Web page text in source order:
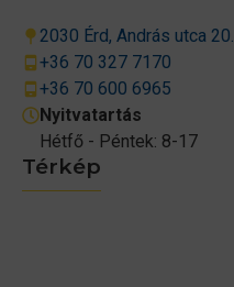
Térkép
2030 Érd, András utca 20.
+36 70 327 7170
+36 70 600 6965
Nyitvatartás
Hétfő - Péntek: 8-17